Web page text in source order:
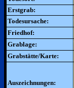
Erstgrab:
Todesursache:
Friedhof:
Grablage:
Grabstätte/Karte:
Auszeichnungen: